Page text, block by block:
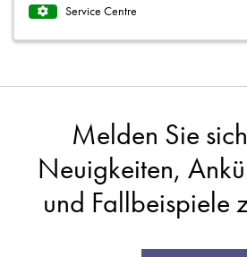
Service Centre
Melden Sie
Neuigkeiten,
und Fallbeispiele